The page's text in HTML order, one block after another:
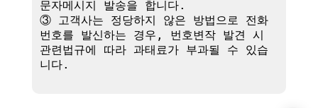
문자메시지 발송을 합니다.
③ 고객사는 정당하지 않은 방법으로 전화
번호를 발신하는 경우, 번호변작 발견 시
관련법규에 따라 과태료가 부과될 수 있습
니다.